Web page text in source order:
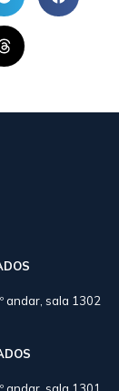
andar, sala 1302